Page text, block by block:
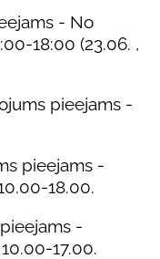
- No
18:00 (23.06. ,
pieejams -
pieejams -
18.00.
-
17.00.